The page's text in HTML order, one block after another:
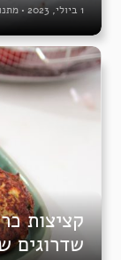
1 ביולי, 2023 •
קציצות
שדרוגים